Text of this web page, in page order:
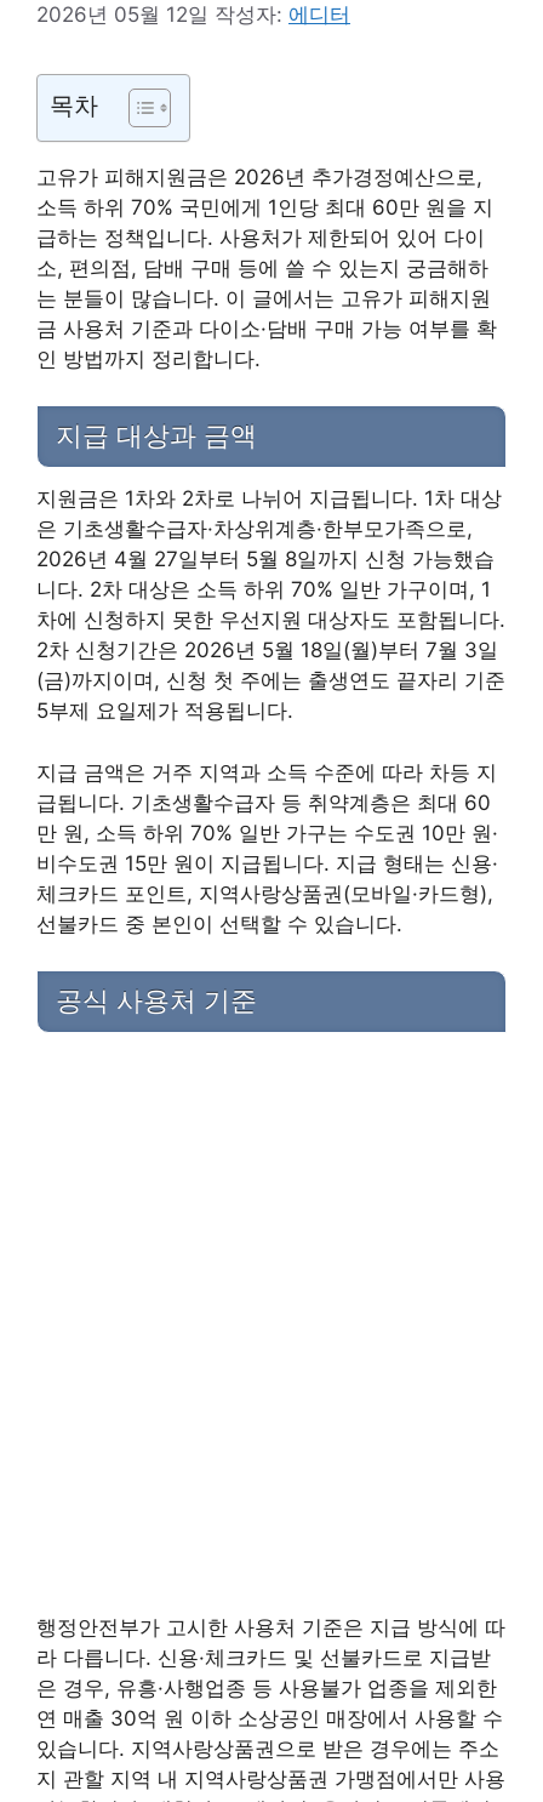
2026년 05월 12일 작성자: 에디터
목차
고유가 피해지원금은 2026년 추가경정예산으로,
소득 하위 70% 국민에게 1인당 최대 60만 원을 지
급하는 정책입니다. 사용처가 제한되어 있어 다이
소, 편의점, 담배 구매 등에 쓸 수 있는지 궁금해하
는 분들이 많습니다. 이 글에서는 고유가 피해지원
금 사용처 기준과 다이소·담배 구매 가능 여부를 확
인 방법까지 정리합니다.
지급 대상과 금액
지원금은 1차와 2차로 나뉘어 지급됩니다. 1차 대상
은 기초생활수급자·차상위계층·한부모가족으로,
2026년 4월 27일부터 5월 8일까지 신청 가능했습
니다. 2차 대상은 소득 하위 70% 일반 가구이며, 1
차에 신청하지 못한 우선지원 대상자도 포함됩니다.
2차 신청기간은 2026년 5월 18일(월)부터 7월 3일
(금)까지이며, 신청 첫 주에는 출생연도 끝자리 기준
5부제 요일제가 적용됩니다.
지급 금액은 거주 지역과 소득 수준에 따라 차등 지
급됩니다. 기초생활수급자 등 취약계층은 최대 60
만 원, 소득 하위 70% 일반 가구는 수도권 10만 원·
비수도권 15만 원이 지급됩니다. 지급 형태는 신용·
체크카드 포인트, 지역사랑상품권(모바일·카드형),
선불카드 중 본인이 선택할 수 있습니다.
공식 사용처 기준
행정안전부가 고시한 사용처 기준은 지급 방식에 따
라 다릅니다. 신용·체크카드 및 선불카드로 지급받
은 경우, 유흥·사행업종 등 사용불가 업종을 제외한
연 매출 30억 원 이하 소상공인 매장에서 사용할 수
있습니다. 지역사랑상품권으로 받은 경우에는 주소
지 관할 지역 내 지역사랑상품권 가맹점에서만 사용